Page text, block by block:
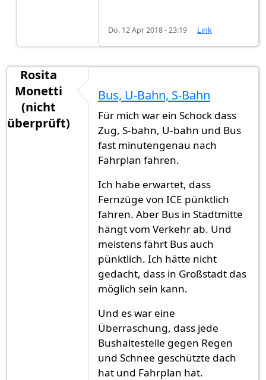
Do. 12 Apr 2018 - 23:19 Link
Rosita
Monetti
(nicht
überprüft)
Bus, U-Bahn, S-Bahn
Für mich war ein Schock dass
Zug, S-bahn, U-bahn und Bus
fast minutengenau nach
Fahrplan fahren.
Ich habe erwartet, dass
Fernzüge von ICE pünktlich
fahren. Aber Bus in Stadtmitte
hängt vom Verkehr ab. Und
meistens fährt Bus auch
pünktlich. Ich hätte nicht
gedacht, dass in Großstadt das
möglich sein kann.
Und es war eine
Überraschung, dass jede
Bushaltestelle gegen Regen
und Schnee geschützte dach
hat und Fahrplan hat.